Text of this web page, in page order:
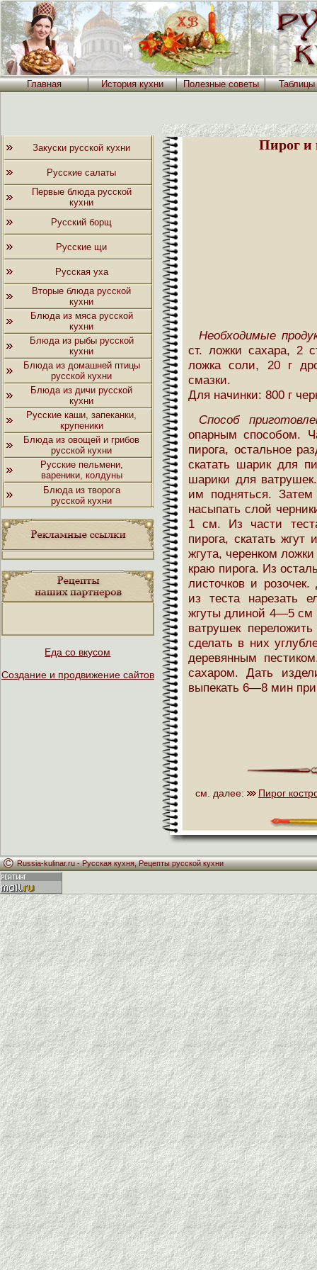
Главная История кухни Полезные советы
Закуски русской кухни
Русские салаты
Первые блюда русской
кухни
Русский борщ
Русские щи
Русская уха
Вторые блюда русской
кухни
Блюда из мяса русской
кухни
Блюда из рыбы русской
кухни
Блюда из домашней птицы
русской кухни
Блюда из дичи русской
кухни
Русские каши, запеканки,
крупеники
Блюда из овощей и грибов
русской кухни
Русские пельмени,
вареники, колдуны
Блюда из творога
русской кухни
Еда со вкусом
Создание и продвижение сайтов
Пирог и
Необходимые
ст. ложки сахара, 2
ложка соли, 20 г
смазки.
Для начинки: 800 г
Способ
опарным способом.
пирога, остальное
скатать шарик для
шарики для
им подняться.
насыпать слой
1 см. Из части
пирога, скатать
жгута, черенком
краю пирога. Из
листочков и
из теста нарезать
жгуты длиной 4—5 см
ватрушек
сделать в них
деревянным
сахаром. Дать
выпекать 6—8 мин
см. далее: Пирог
Russia-kulinar.ru -Русская кухня,Рецепты русской кухни